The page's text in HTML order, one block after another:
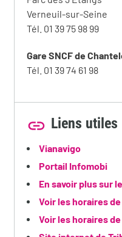
Verneuil-sur-Seine
Tél. 01 39 75 98 99
Gare SNCF de
Tél. 01 39 74 61 98
Liens utiles
Vianavigo
Portail Infomobi
En savoir plus sur
Voir les horaires
Voir les horaires de